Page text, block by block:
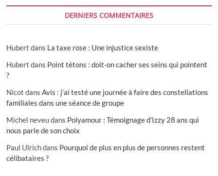
DERNIERS COMMENTAIRES
Hubert dans La taxe rose : Une injustice sexiste
Hubert dans Point tétons : doit-on cacher ses seins qui pointent
?
Nicot dansAvis : j’ai testé une journée à faire des constellations
familiales dans une séance de groupe
Michel neveudans Polyamour : Témoignage d’Izzy 28 ans qui
nous parle de son choix
Paul Ulrichdans Pourquoi de plus en plus de personnes restent
célibataires ?